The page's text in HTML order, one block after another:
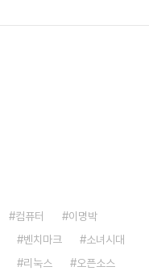
컴퓨터
이명박
벤치마크
소녀시대
리눅스
오픈소스